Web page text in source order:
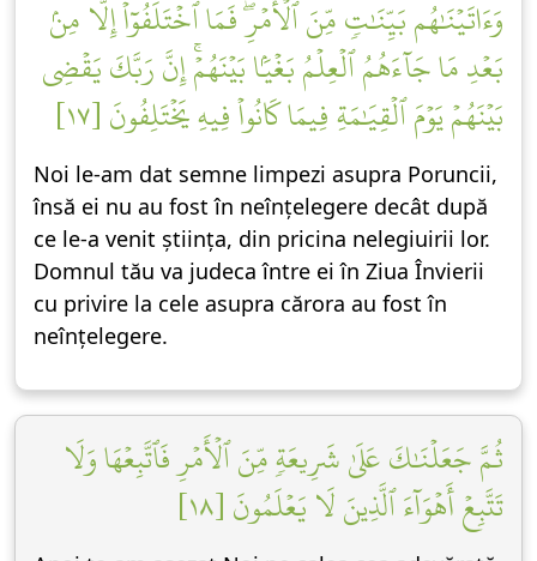
وَءَاتَيۡنَٰهُم بَيِّنَٰتٖ مِّنَ ٱلۡأَمۡرِۖ فَمَا ٱخۡتَلَفُوٓاْ إِلَّا مِنۢ
بَعۡدِ مَا جَآءَهُمُ ٱلۡعِلۡمُ بَغۡيَۢا بَيۡنَهُمۡۚ إِنَّ رَبَّكَ يَقۡضِي
بَيۡنَهُمۡ يَوۡمَ ٱلۡقِيَٰمَةِ فِيمَا كَانُواْ فِيهِ يَخۡتَلِفُونَ [١٧]
Noi le-am dat semne limpezi asupra Poruncii,
însă ei nu au fost în neînțelegere decât după
ce le-a venit știința, din pricina nelegiuirii lor.
Domnul tău va judeca între ei în Ziua Învierii
cu privire la cele asupra cărora au fost în
neînțelegere.
ثُمَّ جَعَلۡنَٰكَ عَلَىٰ شَرِيعَةٖ مِّنَ ٱلۡأَمۡرِ فَٱتَّبِعۡهَا وَلَا
تَتَّبِعۡ أَهۡوَآءَ ٱلَّذِينَ لَا يَعۡلَمُونَ [١٨]